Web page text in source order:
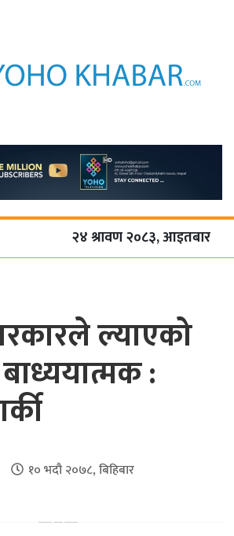
२४ श्रावण २०८३, आइतबार
ल्याएको
:
१० भदौ २०७८, बिहिबार